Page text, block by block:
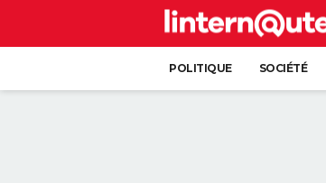
POLITIQUE SOCIÉTÉ